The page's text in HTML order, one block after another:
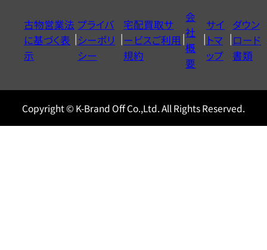
ヤ
ル
0120604117
古物営業法
に基づく表
示
プライバ
シーポリ
シー
宅配買取サ
ービスご利用
規約
会
社
概
要
サイ
トマ
ップ
ダウン
ロード
書類
Copyright © K-Brand Off Co.,Ltd. All Rights Reserved.